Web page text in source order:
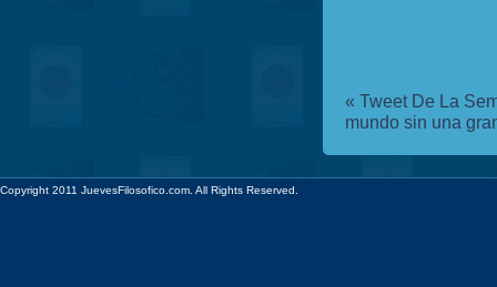
« Tweet De La
mundo sin una
Copyright 2011 JuevesFilosofico.com. All Rights Reserved.